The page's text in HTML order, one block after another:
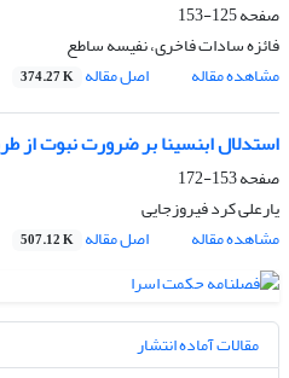
صفحه125-153
فائزه سادات فاخری، نفیسه ساطع
مشاهده مقاله
اصل مقاله 374.27 K
استدلال ابن‎سینا بر ضرورت نبوت از طریق تَبَعی بودن وجود کائنات
صفحه153-172
یارعلی کرد فیروزجایی
مشاهده مقاله
اصل مقاله 507.12 K
مقالات آماده انتشار